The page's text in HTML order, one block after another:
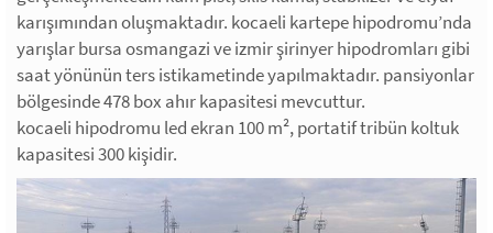
karışımından oluşmaktadır. kocaeli kartepe hipodromu’nda
yarışlar bursa osmangazi ve izmir şirinyer hipodromları gibi
saat yönünün ters istikametinde yapılmaktadır. pansiyonlar
bölgesinde 478 box ahır kapasitesi mevcuttur.
kocaeli hipodromu led ekran 100 m², portatif tribün koltuk
kapasitesi 300 kişidir.